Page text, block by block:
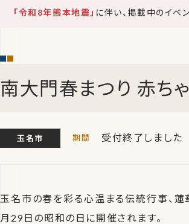
「令和8年熊本地震」 に伴い、掲載中のイベ
南大門春まつり 赤ち
玉名市 受付終了しました
玉名市の春を彩る心温まる伝統行事、蓮
月29日の昭和の日に開催されます。